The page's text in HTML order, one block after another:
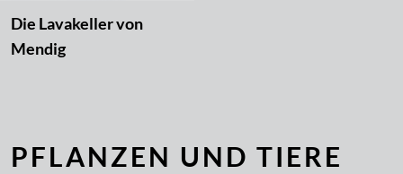
Die Lavakeller von
Mendig
PFLANZEN UND TIERE